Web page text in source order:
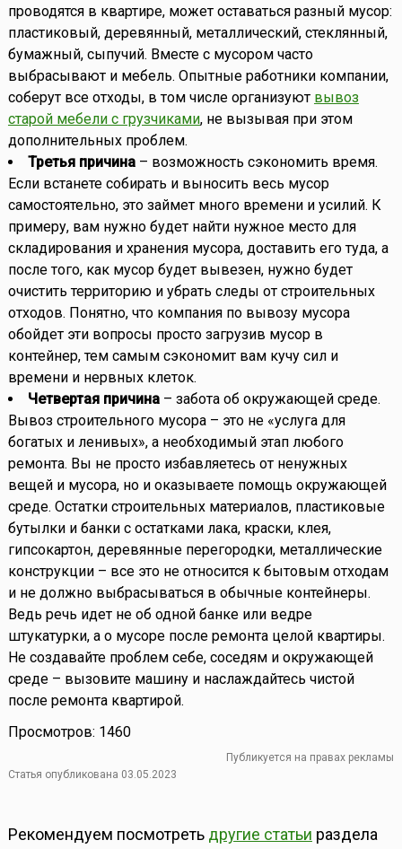
проводятся в квартире, может оставаться разный мусор:
пластиковый, деревянный, металлический, стеклянный,
бумажный, сыпучий. Вместе с мусором часто
выбрасывают и мебель. Опытные работники компании,
соберут все отходы, в том числе организуют вывоз
старой мебели с грузчиками, не вызывая при этом
дополнительных проблем.
Третья причина – возможность сэкономить время.
Если встанете собирать и выносить весь мусор
самостоятельно, это займет много времени и усилий. К
примеру, вам нужно будет найти нужное место для
складирования и хранения мусора, доставить его туда, а
после того, как мусор будет вывезен, нужно будет
очистить территорию и убрать следы от строительных
отходов. Понятно, что компания по вывозу мусора
обойдет эти вопросы просто загрузив мусор в
контейнер, тем самым сэкономит вам кучу сил и
времени и нервных клеток.
Четвертая причина– забота об окружающей среде.
Вывоз строительного мусора – это не «услуга для
богатых и ленивых», а необходимый этап любого
ремонта. Вы не просто избавляетесь от ненужных
вещей и мусора, но и оказываете помощь окружающей
среде. Остатки строительных материалов, пластиковые
бутылки и банки с остатками лака, краски, клея,
гипсокартон, деревянные перегородки, металлические
конструкции – все это не относится к бытовым отходам
и не должно выбрасываться в обычные контейнеры.
Ведь речь идет не об одной банке или ведре
штукатурки, а о мусоре после ремонта целой квартиры.
Не создавайте проблем себе, соседям и окружающей
среде – вызовите машину и наслаждайтесь чистой
после ремонта квартирой.
Просмотров: 1460
Публикуется на правах рекламы
Статья опубликована 03.05.2023
Рекомендуем посмотреть другие статьи раздела